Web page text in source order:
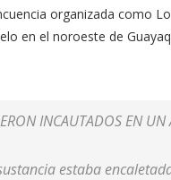
organizada como
en el noroeste de
INCAUTADOS EN
estaba